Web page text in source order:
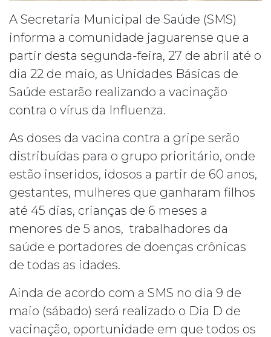
A Secretaria Municipal de Saúde (SMS)
informa a comunidade jaguarense que a
partir desta segunda-feira, 27 de abril até o
dia 22 de maio, as Unidades Básicas de
Saúde estarão realizando a vacinação
contra o vírus da Influenza.
As doses da vacina contra a gripe serão
distribuídas para o grupo prioritário, onde
estão inseridos, idosos a partir de 60 anos,
gestantes, mulheres que ganharam filhos
até 45 dias, crianças de 6 meses a
menores de 5 anos, trabalhadores da
saúde e portadores de doenças crônicas
de todas as idades.
Ainda de acordo com a SMS no dia 9 de
maio (sábado) será realizado o Dia D de
vacinação, oportunidade em que todos os